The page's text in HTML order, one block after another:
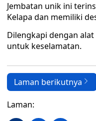
Jembatan unik ini
Kelapa dan memiliki
Dilengkapi dengan
untuk keselamatan.
Laman berikutnya
Laman: